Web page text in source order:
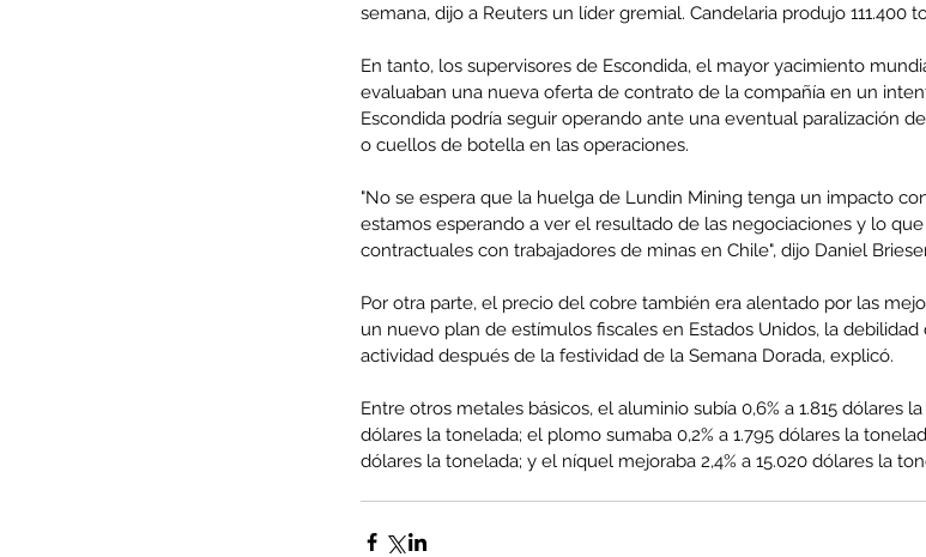
Minería del cobre enfrenta
menor producción mientras
operaciones avanzan en
inversión y eficiencia
Comunicado Bono
Abril-Junio 2026
semana, dijo a Reuters un líder gremial. Candelaria produjo 111.400
En tanto, los supervisores de Escondida, el mayor yacimiento
evaluaban una nueva oferta de contrato de la compañía en un
Escondida podría seguir operando ante una eventual paralización
o cuellos de botella en las operaciones.
"No se espera que la huelga de Lundin Mining tenga un impacto
estamos esperando a ver el resultado de las negociaciones y lo
contractuales con trabajadores de minas en Chile", dijo Daniel
Por otra parte, el precio del cobre también era alentado por las
un nuevo plan de estímulos fiscales en Estados Unidos, la
actividad después de la festividad de la Semana Dorada, explicó.
Entre otros metales básicos, el aluminio subía 0,6% a 1.815 dólares
dólares la tonelada; el plomo sumaba 0,2% a 1.795 dólares la
dólares la tonelada; y el níquel mejoraba 2,4% a 15.020 dólares la